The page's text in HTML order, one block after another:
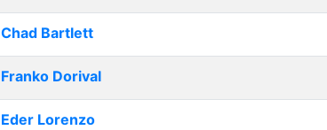
Chad Bartlett
Franko Dorival
Eder Lorenzo